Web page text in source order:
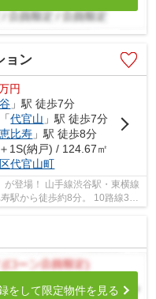
ョン
円
」駅 徒歩7分
「代官山 」駅 徒歩7分
恵比寿 」駅 徒歩8分
1S(納戸) / 124.67㎡
代官山町
登場！ 山手線渋谷駅・東横線
駅から徒歩約8分。 10路線3駅
をして限定物件を見る